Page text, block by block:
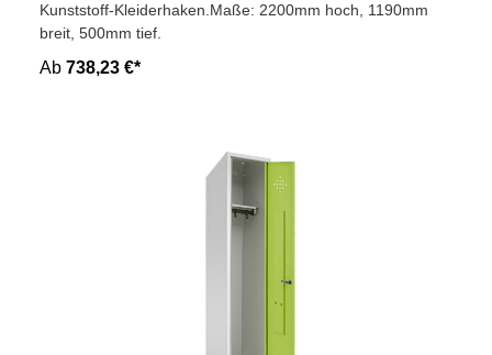
Kunststoff-Kleiderhaken.Maße: 2200mm hoch, 1190mm
breit, 500mm tief.
Ab 738,23 €*